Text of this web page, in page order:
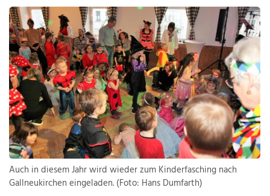
Auch in diesem Jahr wird wieder zum Kinderfasching nach
Gallneukirchen eingeladen. (Foto: Hans Dumfarth)